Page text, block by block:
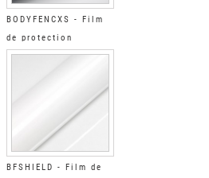
BODYFENCXS - Film
de protection
automobile Satin
BFSHIELD - Film de